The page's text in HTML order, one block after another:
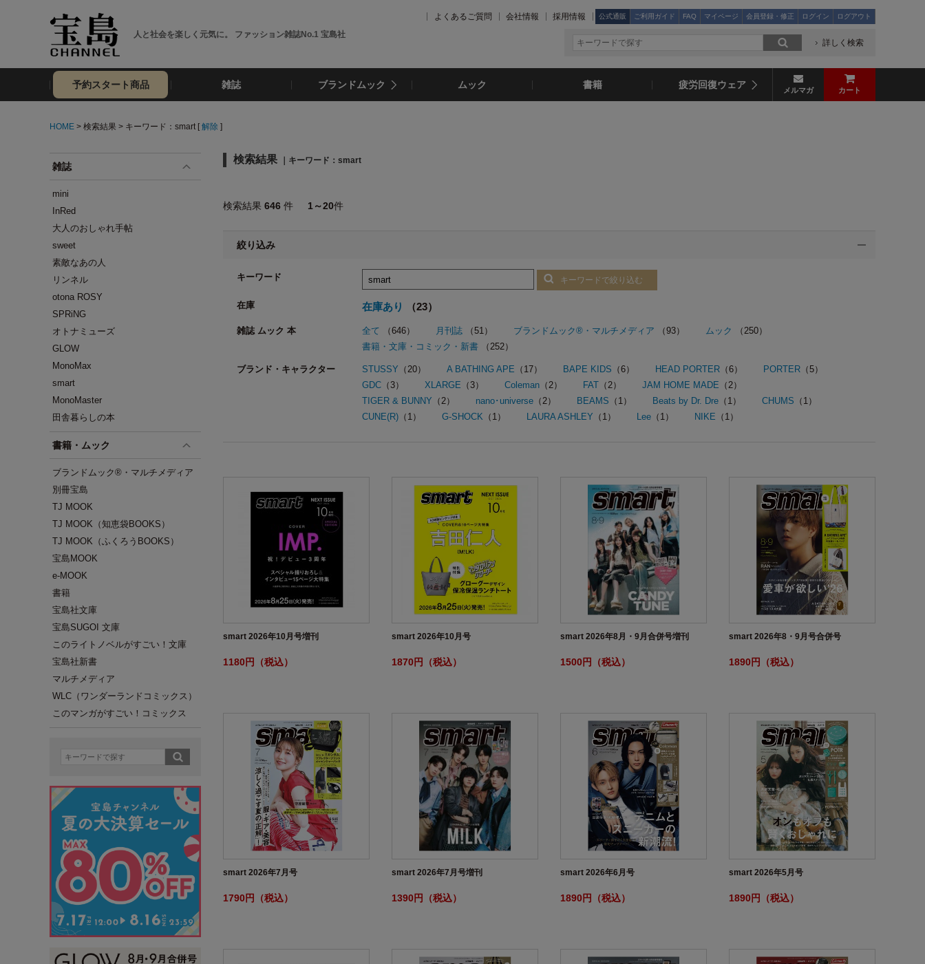
人と社会を楽しく元気に。 ファッション雑誌No.1 宝島社
よくあるご質問 会社情報 採用情報 公式通販 ご利用ガイド FAQ マイページ 会員登録・修正 ログイン ログアウト
詳しく検索
予約スタート商品 雑誌 ブランドムック ムック 書籍 疲労回復ウェア メルマガ カート
HOME > 検索結果 > キーワード：smart [ 解除 ]
雑誌
mini
InRed
大人のおしゃれ手帖
sweet
素敵なあの人
リンネル
otona ROSY
SPRiNG
オトナミューズ
GLOW
MonoMax
smart
MonoMaster
田舎暮らしの本
書籍・ムック
ブランドムック®・マルチメディア
別冊宝島
TJ MOOK
TJ MOOK（知恵袋BOOKS）
TJ MOOK（ふくろうBOOKS）
宝島MOOK
e-MOOK
書籍
宝島社文庫
宝島SUGOI 文庫
このライトノベルがすごい！文庫
宝島社新書
マルチメディア
WLC（ワンダーランドコミックス）
このマンガがすごい！コミックス
検索結果 ｜キーワード：smart
検索結果 646 件 1～20件
絞り込み
キーワード キーワードで絞り込む
在庫 在庫あり （23）
雑誌 ムック 本 全て （646） 月刊誌（51） ブランドムック®・マルチメディア （93） ムック
（250）
書籍・文庫・コミック・新書（252）
ブランド・キャラクター STUSSY （20） A BATHING APE （17） BAPE KIDS （6） HEAD PORTER（6） PORTER（5）
GDC（3） XLARGE （3） Coleman（2） FAT（2） JAM HOME MADE （2）
TIGER & BUNNY （2） nano･universe（2） BEAMS （1） Beats by Dr. Dre（1） CHUMS （1）
CUNE(R)（1） G-SHOCK （1） LAURA ASHLEY （1） Lee（1） NIKE （1）
smart 2026年10月号増刊
1180円（税込）
smart 2026年10月号
1870円（税込）
smart 2026年8月・9月合併号増刊
1500円（税込）
smart 2026年8・9月号合併号
1890円（税込）
smart 2026年7月号
1790円（税込）
smart 2026年7月号増刊
1390円（税込）
smart 2026年6月号
1890円（税込）
smart 2026年5月号
1890円（税込）